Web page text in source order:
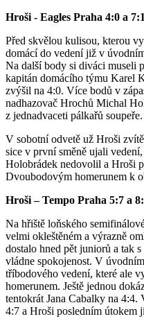
Hroši - Eagles Praha 4:0 a 7:1
Před skvělou kulisou, kterou
domácí do vedení již v
Na další body si diváci museli
kapitán domácího týmu Karel
zvýšil na 4:0. Více bodů v
nadhazovač Hrochů Michal
z jednadvaceti pálkařů soupeře.
V sobotní odvetě už Hroši
sice v první směně ujali
Holobrádek nedovolil a Hroši
Dvoubodovým homerunem k
Hroši – Tempo Praha 5:7 a
Na hřiště loňského
velmi okleštěném a výrazně
dostalo hned pět juniorů a tak
vládne spokojenost. V
tříbodového vedení, které ale
homerunem. Ještě jednou
tentokrát Jana Cabalky na
4:7 a Hroši posledním útokem